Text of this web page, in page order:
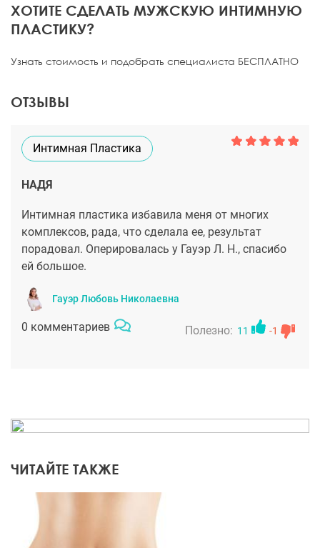
ХОТИТЕ СДЕЛАТЬ МУЖСКУЮ ИНТИМНУЮ
ПЛАСТИКУ?
Узнать стоимость и подобрать специалиста БЕСПЛАТНО
ОТЗЫВЫ
Интимная Пластика
НАДЯ
Интимная пластика избавила меня от многих
комплексов, рада, что сделала ее, результат
порадовал. Оперировалась у Гауэр Л. Н., спасибо
ей большое.
Гауэр Любовь Николаевна
0 комментариев Полезно: 11 -1
ЧИТАЙТЕ ТАКЖЕ